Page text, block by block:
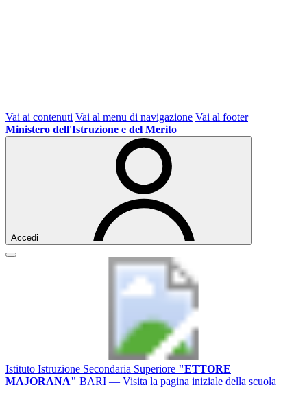
Vai ai contenuti Vai al menu di navigazione Vai al footer
Ministero dell'Istruzione e del Merito
Accedi
Istituto Istruzione Secondaria Superiore "ETTORE
MAJORANA" BARI — Visita la pagina iniziale della scuola